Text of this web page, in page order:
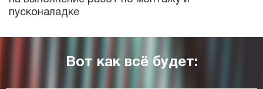
пусконаладке
Вот как всё будет: